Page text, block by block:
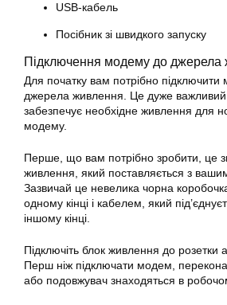
USB-кабель
Посібник зі швидкого запуску
Підключення модему до джерела
Для початку вам потрібно
джерела живлення. Це дуже важливий
забезпечує необхідне живлення для
модему.
Перше, що вам потрібно зробити, це
живлення, який поставляється з
Зазвичай це невелика чорна
одному кінці і кабелем, який
іншому кінці.
Підключіть блок живлення до розетки
Перш ніж підключати модем,
або подовжувач знаходяться в